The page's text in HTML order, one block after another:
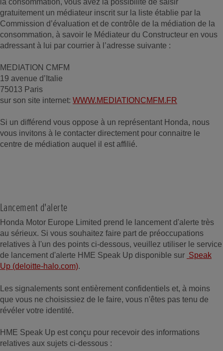
la consommation, vous avez la possibilité de saisir
gratuitement un médiateur inscrit sur la liste établie par la
Commission d’évaluation et de contrôle de la médiation de la
consommation, à savoir le Médiateur du Constructeur en vous
adressant à lui par courrier à l’adresse suivante :
MEDIATION CMFM
19 avenue d’Italie
75013 Paris
sur son site internet: WWW.MEDIATIONCMFM.FR
Si un différend vous oppose à un représentant Honda, nous
vous invitons à le contacter directement pour connaitre le
centre de médiation auquel il est affilié.
Lancement d'alerte
Honda Motor Europe Limited prend le lancement d'alerte très
au sérieux. Si vous souhaitez faire part de préoccupations
relatives à l'un des points ci-dessous, veuillez utiliser le service
de lancement d'alerte HME Speak Up disponible sur Speak
Up (deloitte-halo.com).
Les signalements sont entièrement confidentiels et, à moins
que vous ne choisissiez de le faire, vous n'êtes pas tenu de
révéler votre identité.
HME Speak Up est conçu pour recevoir des informations
relatives aux sujets ci-dessous :